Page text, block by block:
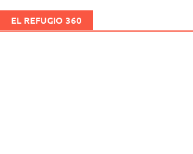
EL REFUGIO 360